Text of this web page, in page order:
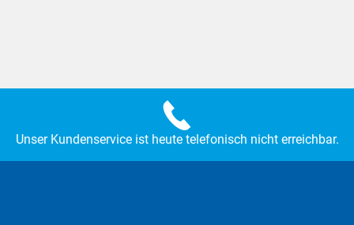
Unser Kundenservice ist heute telefonisch nicht erreichbar.